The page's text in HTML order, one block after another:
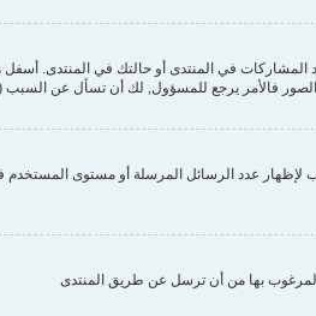
فالأمر يرجع للمسؤول, لك أن تسأل عن السبب
عدد الرسائل المرسلة أو مستوى
بها من أن ترسل عن طريق المنتدى